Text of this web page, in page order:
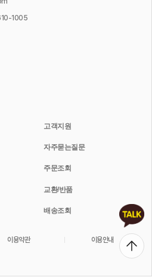
1005
고객지원
자주묻는질문
주문조회
교환/반품
배송조회
이용약관 이용안내